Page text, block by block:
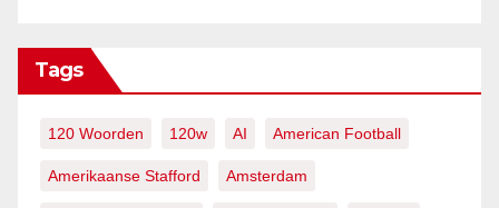
Tags
120 Woorden 120w AI American Football
Amerikaanse Stafford Amsterdam